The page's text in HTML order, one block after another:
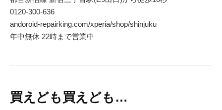
0120-300-636
andoroid-repairking.com/xperia/shop/shinjuku
年中無休 22時まで営業中
買えども買えども…